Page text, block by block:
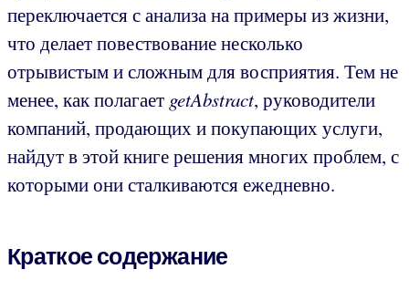
переключается с анализа на примеры из жизни,
что делает повествование несколько
отрывистым и сложным для восприятия. Тем не
менее, как полагает getAbstract, руководители
компаний, продающих и покупающих услуги,
найдут в этой книге решения многих проблем, с
которыми они сталкиваются ежедневно.
Краткое содержание